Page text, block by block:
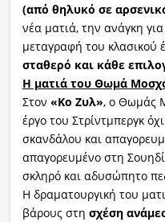
(από θηλυκό σε
νέα ματιά, την ανάγκη
μεταγραφή του κλασικού
σταθερό και κάθε
Η ματιά του Θωμά
Στον «Κο Ζυλ», ο Θωμάς
έργο του Στρίντμπεργκ
σκανδάλου και
απαγορευμένο στη
σκληρό και αδυσώπητο
Η δραματουργική του
βάρους στη σχέση